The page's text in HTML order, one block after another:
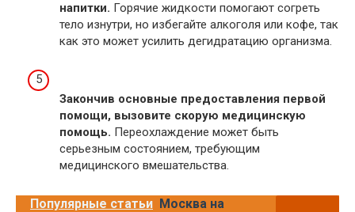
напитки. Горячие жидкости помогают согреть
тело изнутри, но избегайте алкоголя или кофе, так
как это может усилить дегидратацию организма.
Закончив основные предоставления первой
помощи, вызовите скорую медицинскую
помощь. Переохлаждение может быть
серьезным состоянием, требующим
медицинского вмешательства.
Популярные статьи Москва на